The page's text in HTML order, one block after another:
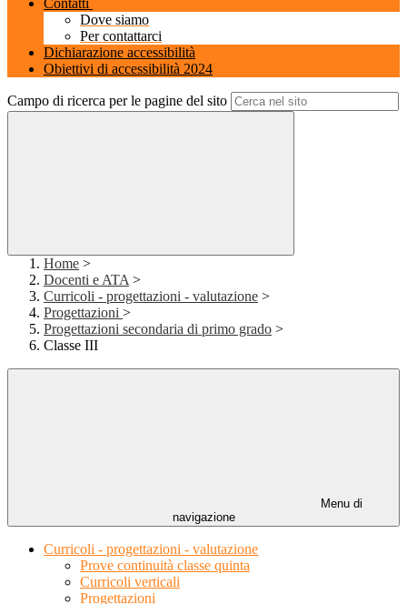
Contatti
Dove siamo
Per contattarci
Dichiarazione accessibilità
Obiettivi di accessibilità 2024
Campo di ricerca per le pagine del sito
Home >
Docenti e ATA >
Curricoli - progettazioni - valutazione >
Progettazioni >
Progettazioni secondaria di primo grado >
Classe III
Menu di
navigazione
Curricoli - progettazioni - valutazione
Prove continuità classe quinta
Curricoli verticali
Progettazioni